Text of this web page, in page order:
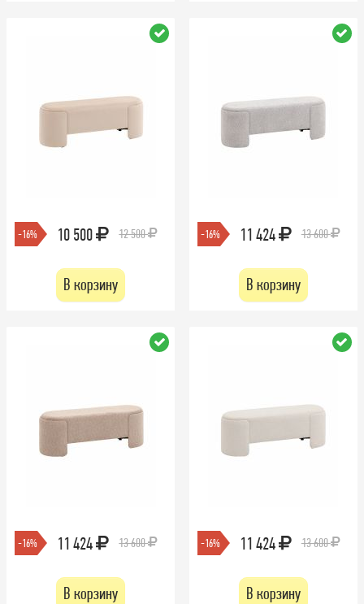
-16% 10 500 12 500
В корзину
-16% 11 424 13 600
В корзину
-16% 11 424 13 600
В корзину
-16% 11 424 13 600
В корзину